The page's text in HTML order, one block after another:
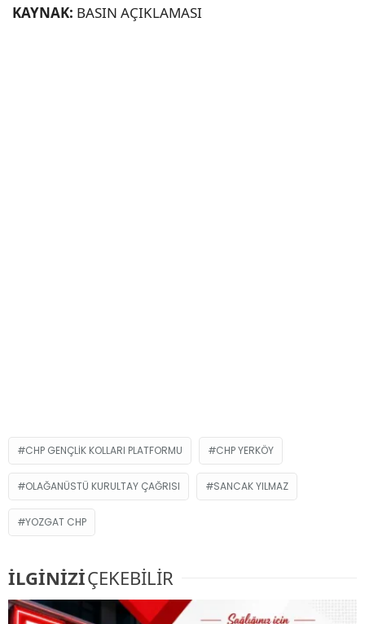
KAYNAK: BASIN AÇIKLAMASI
CHP GENÇLIK KOLLARI PLATFORMU CHP YERKÖY
OLAĞANÜSTÜ KURULTAY ÇAĞRISI SANCAK YILMAZ
YOZGAT CHP
İLGİNİZİÇEKEBİLİR